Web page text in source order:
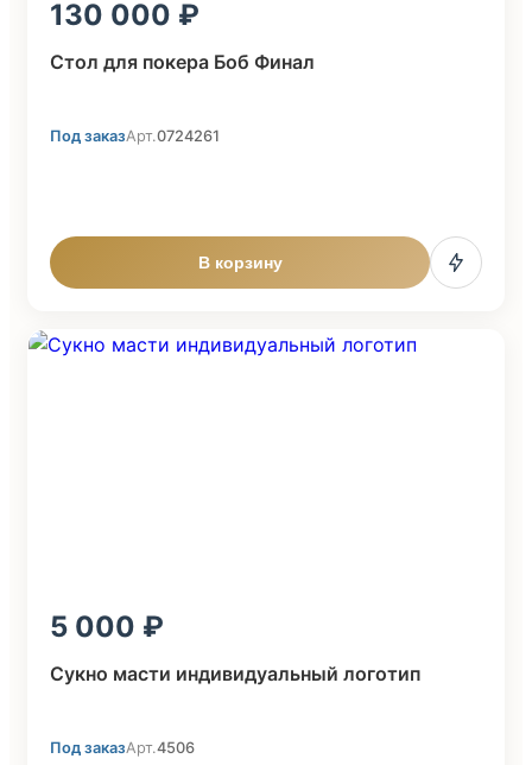
130 000
Стол для покера Боб Финал
Под заказАрт.0724261
В корзину
5 000
Сукно масти индивидуальный логотип
Под заказАрт.4506